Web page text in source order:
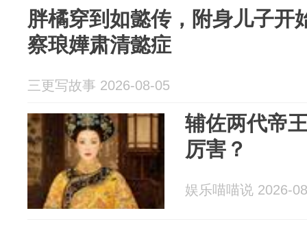
胖橘穿到如懿传，附身儿子开
察琅嬅肃清懿症
三更写故事 2026-08-05
辅佐两代帝
厉害？
娱乐喵喵说 2026-